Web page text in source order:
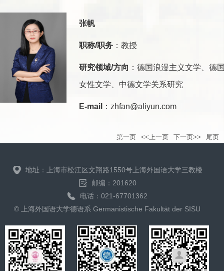
张帆
职称/职务 ：教授
研究领域/方向 ：德国浪漫主义文学、德
女性文学、中德文学关系研究
E-mail ：zhfan@aliyun.com
第一页 <<上一页 下一页>> 尾页
地址：上海市松江区文翔路1550号上海外国语大学三教楼
邮编：201620
电话：021-67701362
© 上海外国语大学德语系 Germanistische Fakultät der SISU